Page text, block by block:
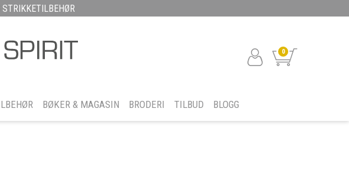
STRIKKETILBEHØR
0
BØKER & MAGASIN BRODERI TILBUD BLOGG